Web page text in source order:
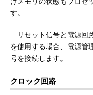
す。
リセット信号と電源回
を使用する場合、電源管
号を接続します。
クロック回路